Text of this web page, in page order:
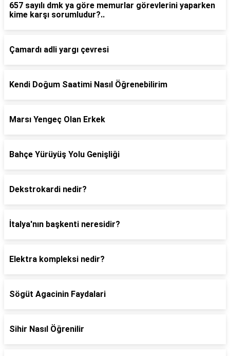
657 sayılı dmk ya göre memurlar görevlerini yaparken
kime karşı sorumludur?..
Çamardı adli yargı çevresi
Kendi Doğum Saatimi Nasıl Öğrenebilirim
Marsı Yengeç Olan Erkek
Bahçe Yürüyüş Yolu Genişliği
Dekstrokardi nedir?
İtalya'nın başkenti neresidir?
Elektra kompleksi nedir?
Sögüt Agacinin Faydalari
Sihir Nasıl Öğrenilir